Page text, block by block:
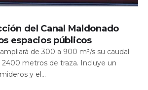
del Canal Maldonado
espacios públicos
de 300 a 900 m³/s su caudal
metros de traza. Incluye un
y el...